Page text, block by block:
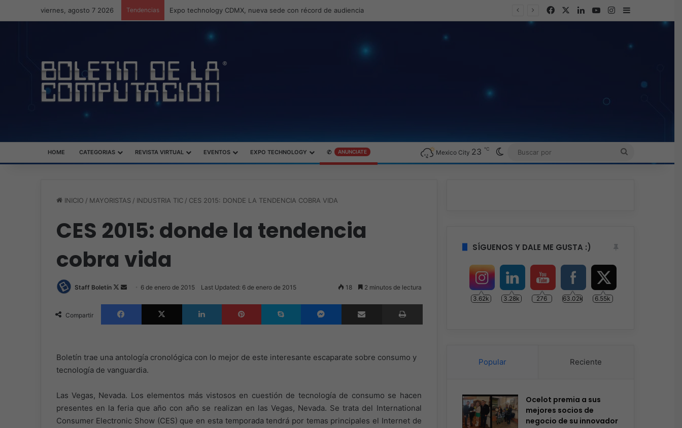
viernes, agosto 7 2026 Tendencias Veeam nombra a Fernando Zambrana Country Manager para México FacebookLinkedInYouTubeInstagram
Barra lateral
HOME CATEGORIAS REVISTA VIRTUAL EVENTOS EXPO TECHNOLOGY ✆ ANUNCIATE Mexico City 23 ℃ Switch skin
BUSCAR
INICIO / MAYORISTAS / INDUSTRIA TIC / CES 2015: DONDE LA TENDENCIA COBRA VIDA
CES 2015: donde la tendencia
cobra vida
Staff Boletín
Follow
X
Send 6 de enero de 2015 Last Updated: 6 de enero de 2015 18 2 minutos de lectura
Compartir
Facebook X LinkedIn Pinterest Skype Messenger Compartir por correo electrónico Imprimir
Boletín trae una antología cronológica con lo mejor de este interesante escaparate sobre consumo y
tecnología de vanguardia.
Las Vegas, Nevada. Los elementos más vistosos en cuestión de tecnología de consumo se hacen
presentes en la feria que año con año se realizan en las Vegas, Nevada. Se trata del International
Consumer Electronic Show (CES) que en esta temporada tendrá por temas principales el Internet de
SÍGUENOS Y DALE ME GUSTA :)
3.62k 3.28k 276 63.02k 6.55k
Popular Reciente
Ocelot premia a sus
mejores socios de
negocio de su innovador